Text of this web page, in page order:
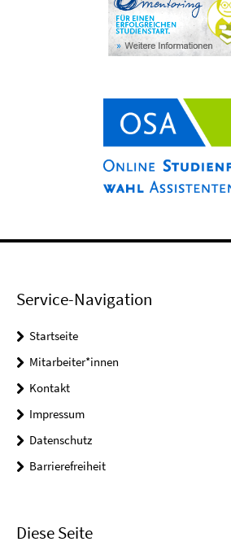
Service-Navigation
Startseite
Mitarbeiter*innen
Kontakt
Impressum
Datenschutz
Barrierefreiheit
Diese Seite